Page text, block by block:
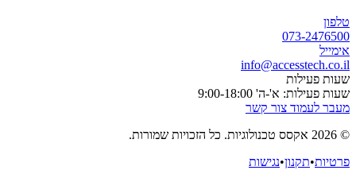
טלפון
073-2476500
אימייל
info@accesstech.co.il
שעות פעילות
שעות פעילות: א'-ה' 9:00-18:00
מעבר לעמוד צור קשר
© 2026 אקסס טכנולוגיות. כל הזכויות שמורות.
פרטיות•תקנון•נגישות